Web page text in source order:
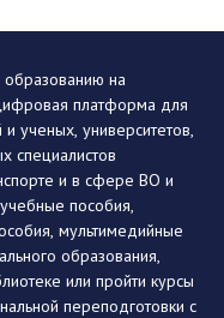
на
платформа для
ученых, университетов,
специалистов
и в сфере ВО и
пособия,
мультимедийные
образования,
или пройти курсы
переподготовки с